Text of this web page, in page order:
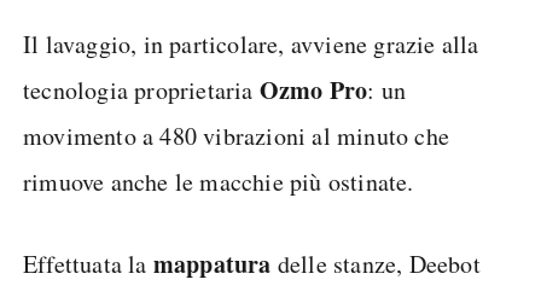
Il lavaggio, in particolare, avviene grazie alla
tecnologia proprietaria Ozmo Pro: un
movimento a 480 vibrazioni al minuto che
rimuove anche le macchie più ostinate.
Effettuata la mappatura delle stanze, Deebot